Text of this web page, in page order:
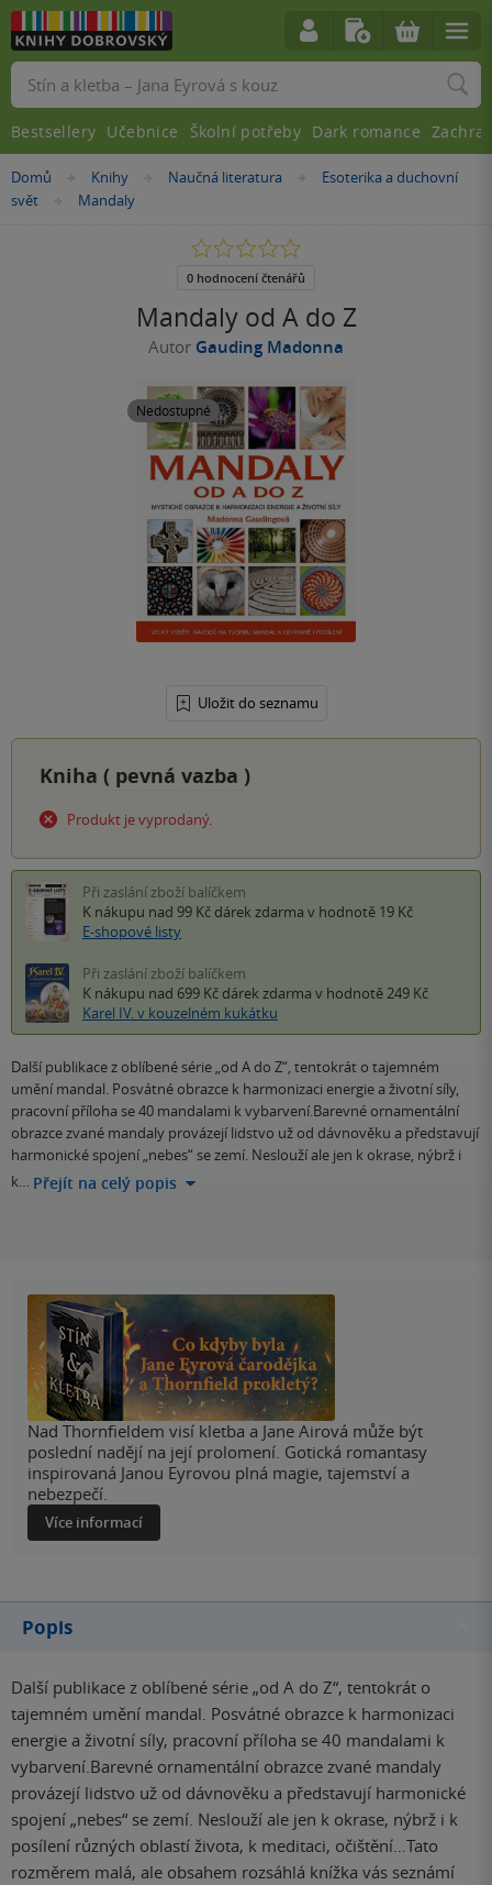
Nacházíte
se
Domů »Knihy »
Naučná literatura »
Esoterika a duchovní
svět
»
Mandaly
Mandaly od A do Z
Autor Gauding Madonna
Nedostupné
Uložit do seznamu
0.0
5
0 hodnocení čtenářů
Kniha ( pevná vazba )
Produkt je vyprodaný.
Při zaslání zboží balíčkem
K nákupu nad 99 Kč dárek zdarma v hodnotě 19 Kč
E-shopové listy
Při zaslání zboží balíčkem
K nákupu nad 699 Kč dárek zdarma v hodnotě 249 Kč
Karel IV. v kouzelném kukátku
Další publikace z oblíbené série „od A do Z“, tentokrát o tajemném
umění mandal. Posvátné obrazce k harmonizaci energie a životní síly,
pracovní příloha se 40 mandalami k vybarvení.Barevné ornamentální
obrazce zvané mandaly provázejí lidstvo už od dávnověku a představují
harmonické spojení „nebes“ se zemí. Neslouží ale jen k okrase, nýbrž i
k… Přejít na celý popis
Nad Thornfieldem visí kletba a Jane Airová může být
poslední nadějí na její prolomení. Gotická romantasy
inspirovaná Janou Eyrovou plná magie, tajemství a
nebezpečí.
Více informací
Popis
Další publikace z oblíbené série „od A do Z“, tentokrát o
tajemném umění mandal. Posvátné obrazce k harmonizaci
energie a životní síly, pracovní příloha se 40 mandalami k
vybarvení.Barevné ornamentální obrazce zvané mandaly
provázejí lidstvo už od dávnověku a představují harmonické
spojení „nebes“ se zemí. Neslouží ale jen k okrase, nýbrž i k
posílení různých oblastí života, k meditaci, očištění…Tato
rozměrem malá, ale obsahem rozsáhlá knížka vás seznámí
Vyhledávání
Bestsellery Učebnice Školní potřeby Dark romance